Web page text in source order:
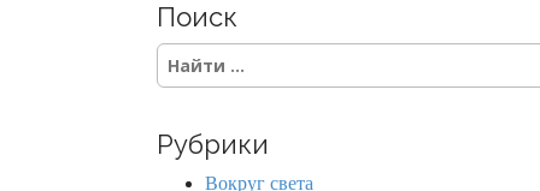
t
s
n
a
Поиск
S
e
c
Рубрики
Вокруг света